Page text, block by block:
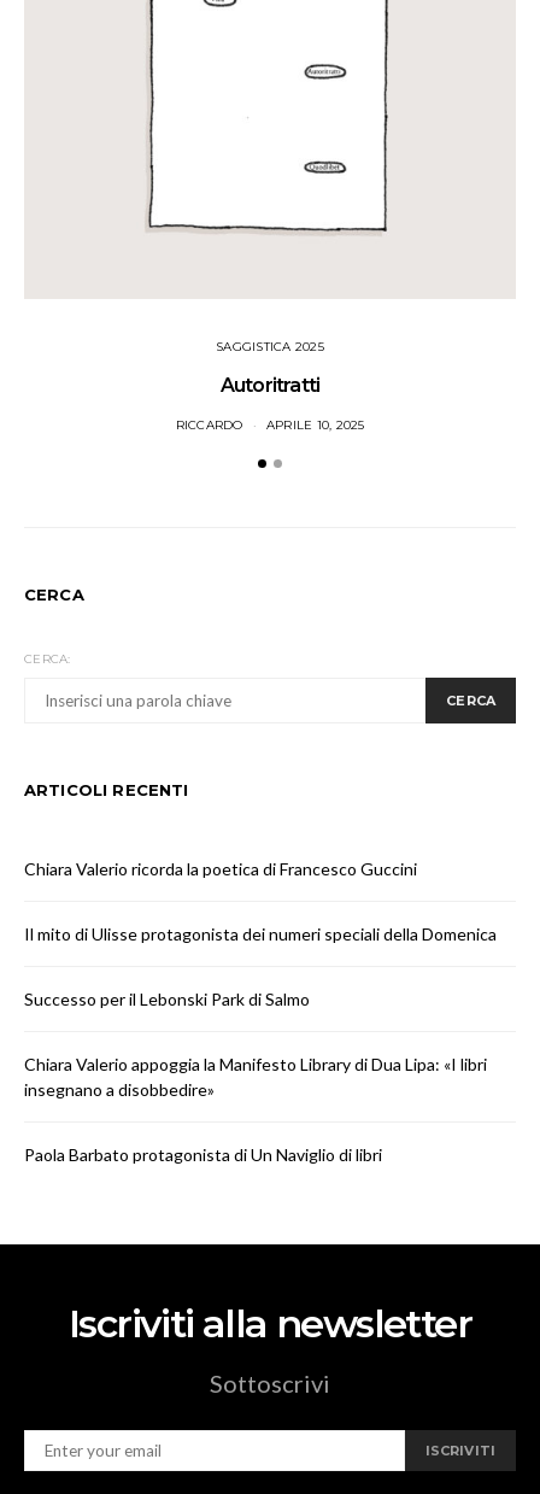
SAGGISTICA 2025
Autoritratti
RICCARDO APRILE 10, 2025
CERCA
CERCA:
CERCA
ARTICOLI RECENTI
Chiara Valerio ricorda la poetica di Francesco Guccini
Il mito di Ulisse protagonista dei numeri speciali della Domenica
Successo per il Lebonski Park di Salmo
Chiara Valerio appoggia la Manifesto Library di Dua Lipa: «I libri
insegnano a disobbedire»
Paola Barbato protagonista di Un Naviglio di libri
Iscriviti alla newsletter
Sottoscrivi
ISCRIVITI